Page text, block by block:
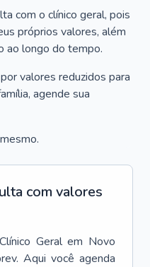
com o clínico geral, pois
próprios valores, além
ao longo do tempo.
valores reduzidos para
agende sua
com valores
Clínico Geral em Novo
Aqui você agenda